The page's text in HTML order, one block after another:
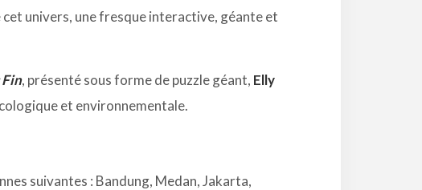
cet univers, une fresque interactive, géante et
Fin, présenté sous forme de puzzle géant, Elly
et environnementale.
suivantes : Bandung, Medan, Jakarta,